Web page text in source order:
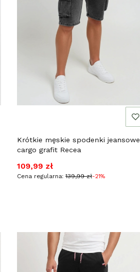
Krótkie męskie spodenki jeansowe
cargo grafit Recea
Cena promocyjna
109,99 zł
Cena regularna: 139,99 zł-21%